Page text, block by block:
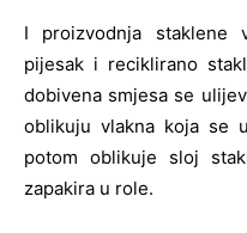
I proizvodnja staklene
pijesak i reciklirano
dobivena smjesa se
oblikuju vlakna koja se
potom oblikuje sloj
zapakira u role.